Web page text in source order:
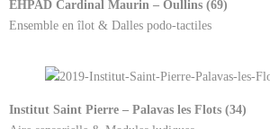
EHPAD Cardinal Maurin – Oullins (69)
Ensemble en îlot & Dalles podo-tactiles
Institut Saint Pierre – Palavas les Flots (34)